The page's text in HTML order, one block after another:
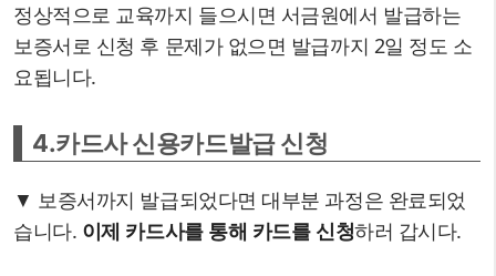
정상적으로 교육까지 들으시면 서금원에서 발급하는
보증서로 신청 후 문제가 없으면 발급까지 2일 정도 소
요됩니다.
4.카드사 신용카드발급 신청
▼ 보증서까지 발급되었다면 대부분 과정은 완료되었
습니다. 이제 카드사를 통해 카드를 신청하러 갑시다.